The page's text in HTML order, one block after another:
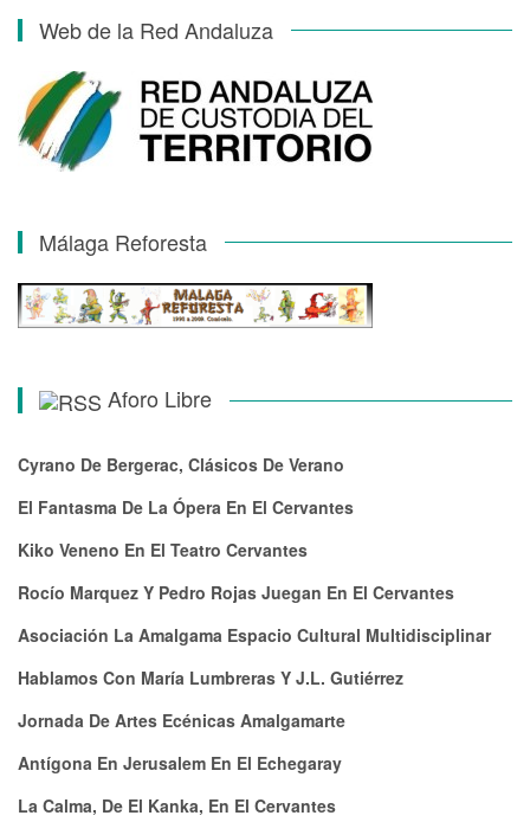
Web de la Red Andaluza
Málaga Reforesta
Aforo Libre
Cyrano De Bergerac, Clásicos De Verano
El Fantasma De La Ópera En El Cervantes
Kiko Veneno En El Teatro Cervantes
Rocío Marquez Y Pedro Rojas Juegan En El Cervantes
Asociación La Amalgama Espacio Cultural Multidisciplinar
Hablamos Con María Lumbreras Y J.L. Gutiérrez
Jornada De Artes Ecénicas Amalgamarte
Antígona En Jerusalem En El Echegaray
La Calma, De El Kanka, En El Cervantes